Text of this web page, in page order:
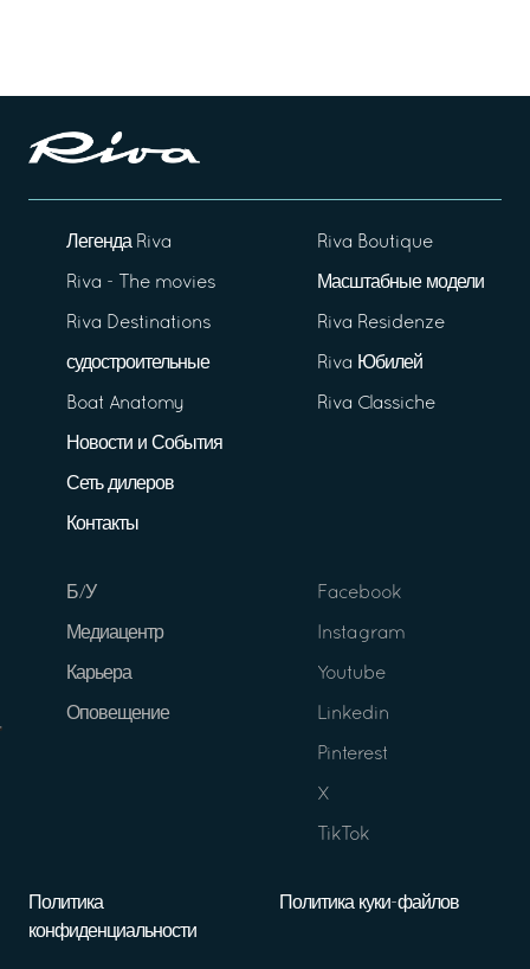
Легенда Riva
Riva - The movies
Riva Destinations
судостроительные
Boat Anatomy
Новости и События
Сеть дилеров
Контакты
Riva Boutique
Масштабные модели
Riva Residenze
Riva Юбилей
Riva Classiche
Б/У
Медиацентр
Карьера
Оповещение
Facebook
Instagram
Youtube
Linkedin
Pinterest
X
TikTok
Политика
конфиденциальности
Политика куки-файлов